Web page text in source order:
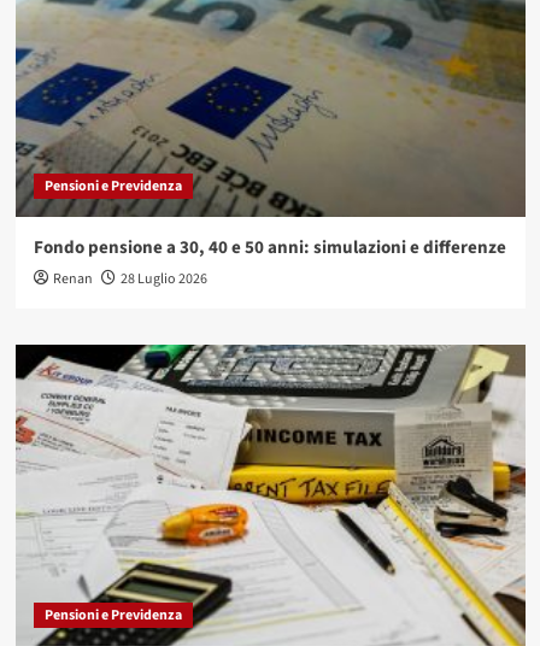
Pensioni e Previdenza
Fondo pensione a 30, 40 e 50 anni: simulazioni e differenze
Renan 28 Luglio 2026
Pensioni e Previdenza